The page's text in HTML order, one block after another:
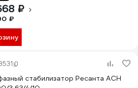
₽
₽
стабилизатор Ресанта АСН